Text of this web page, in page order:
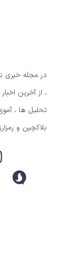
در مجله خبری
، از آخرین
تحلیل ها ،
بلاکچین و